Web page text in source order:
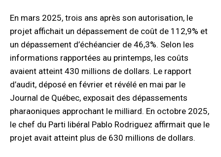
En mars 2025, trois ans après son autorisation, le
projet affichait un dépassement de coût de 112,9% et
un dépassement d’échéancier de 46,3%. Selon les
informations rapportées au printemps, les coûts
avaient atteint 430 millions de dollars. Le rapport
d’audit, déposé en février et révélé en mai par le
Journal de Québec, exposait des dépassements
pharaoniques approchant le milliard. En octobre 2025,
le chef du Parti libéral Pablo Rodriguez affirmait que le
projet avait atteint plus de 630 millions de dollars.